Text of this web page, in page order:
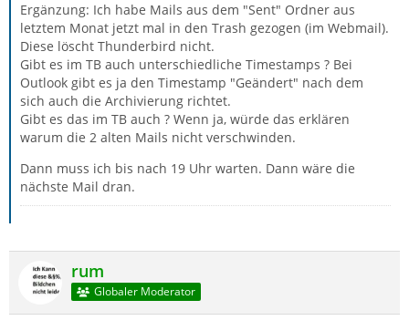
Ergänzung: Ich habe Mails aus dem "Sent" Ordner aus
letztem Monat jetzt mal in den Trash gezogen (im Webmail).
Diese löscht Thunderbird nicht.
Gibt es im TB auch unterschiedliche Timestamps ? Bei
Outlook gibt es ja den Timestamp "Geändert" nach dem
sich auch die Archivierung richtet.
Gibt es das im TB auch ? Wenn ja, würde das erklären
warum die 2 alten Mails nicht verschwinden.
Dann muss ich bis nach 19 Uhr warten. Dann wäre die
nächste Mail dran.
rum
Globaler Moderator